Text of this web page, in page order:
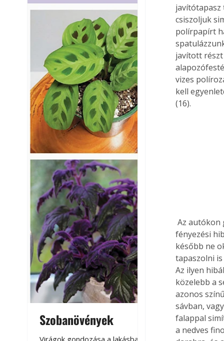
Szobanövények
Virágoskert:
teraszon,
csiszoljuk
polírpapírt
javított
vizes
kell
(16).
Az autókon gyakorta keletkeznek kisebb-nagyobb karcok, felpattanó kavics okozta kis
fényezési
később ne
tapaszolni
Az ilyen
közelebb a
azonos
sávban,
falappal
a nedves